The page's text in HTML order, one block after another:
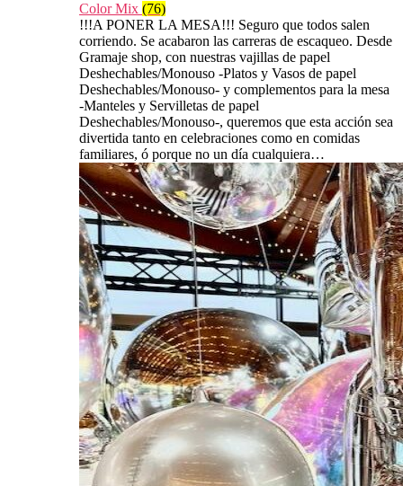
Color Mix (76)
!!!A PONER LA MESA!!! Seguro que todos salen
corriendo. Se acabaron las carreras de escaqueo. Desde
Gramaje shop, con nuestras vajillas de papel
Deshechables/Monouso -Platos y Vasos de papel
Deshechables/Monouso- y complementos para la mesa
-Manteles y Servilletas de papel
Deshechables/Monouso-, queremos que esta acción sea
divertida tanto en celebraciones como en comidas
familiares, ó porque no un día cualquiera…